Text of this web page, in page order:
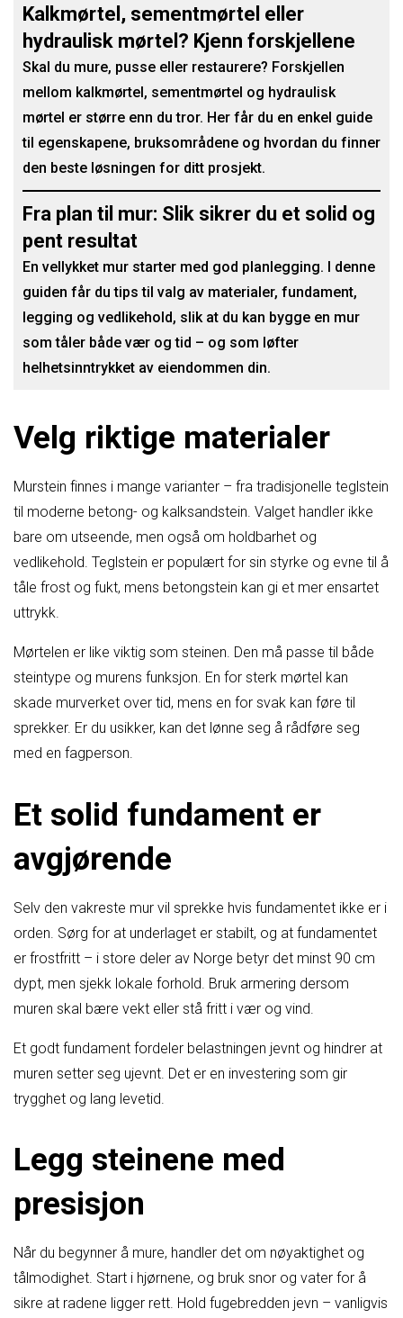
Kalkmørtel, sementmørtel eller
hydraulisk mørtel? Kjenn forskjellene
Skal du mure, pusse eller restaurere? Forskjellen
mellom kalkmørtel, sementmørtel og hydraulisk
mørtel er større enn du tror. Her får du en enkel guide
til egenskapene, bruksområdene og hvordan du finner
den beste løsningen for ditt prosjekt.
Fra plan til mur: Slik sikrer du et solid og
pent resultat
En vellykket mur starter med god planlegging. I denne
guiden får du tips til valg av materialer, fundament,
legging og vedlikehold, slik at du kan bygge en mur
som tåler både vær og tid – og som løfter
helhetsinntrykket av eiendommen din.
Velg riktige materialer
Murstein finnes i mange varianter – fra tradisjonelle teglstein
til moderne betong- og kalksandstein. Valget handler ikke
bare om utseende, men også om holdbarhet og
vedlikehold. Teglstein er populært for sin styrke og evne til å
tåle frost og fukt, mens betongstein kan gi et mer ensartet
uttrykk.
Mørtelen er like viktig som steinen. Den må passe til både
steintype og murens funksjon. En for sterk mørtel kan
skade murverket over tid, mens en for svak kan føre til
sprekker. Er du usikker, kan det lønne seg å rådføre seg
med en fagperson.
Et solid fundament er
avgjørende
Selv den vakreste mur vil sprekke hvis fundamentet ikke er i
orden. Sørg for at underlaget er stabilt, og at fundamentet
er frostfritt – i store deler av Norge betyr det minst 90 cm
dypt, men sjekk lokale forhold. Bruk armering dersom
muren skal bære vekt eller stå fritt i vær og vind.
Et godt fundament fordeler belastningen jevnt og hindrer at
muren setter seg ujevnt. Det er en investering som gir
trygghet og lang levetid.
Legg steinene med
presisjon
Når du begynner å mure, handler det om nøyaktighet og
tålmodighet. Start i hjørnene, og bruk snor og vater for å
sikre at radene ligger rett. Hold fugebredden jevn – vanligvis